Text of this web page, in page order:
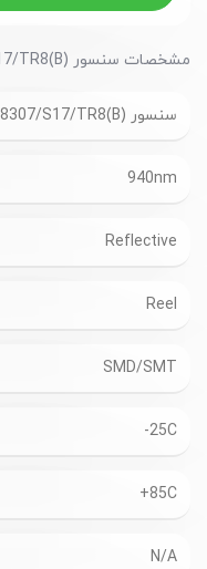
مشخصات سنسور ITR8307/S17/TR8(B)
سنسور ITR8307/S17/TR8(B)
940nm
Reflective
Reel
SMD/SMT
-25C
+85C
N/A